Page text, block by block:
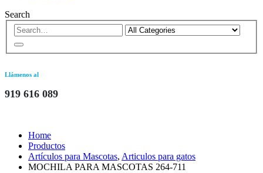
Search
Llámenos al
919 616 089
Home
Productos
Artículos para Mascotas, Articulos para gatos
MOCHILA PARA MASCOTAS 264-711